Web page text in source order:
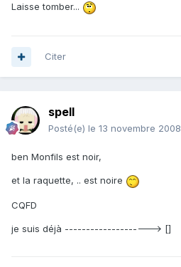
Laisse tomber...
Citer
spell
Posté(e) le 13 novembre 2008
ben Monfils est noir,
et la raquette, .. est noire
CQFD
je suis déjà --------------------> []